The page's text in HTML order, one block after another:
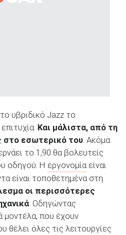
υβριδικό Jazz το
Και μάλιστα, από τη
στο εσωτερικό του . Ακόμα
το 1,90 θα βολευτείς
οδηγού. Η εργονομία είναι
είναι τοποθετημένα στη
οι περισσότερες
. Οδηγώντας
μοντέλα, που έχουν
θέλει όλες τις λειτουργίες